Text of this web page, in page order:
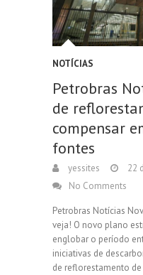
NOTÍCIAS
Petrobras
de
compensar
fontes
yessites
22
No Comments
Petrobras Notícias
veja! O novo plano
englobar o período
iniciativas de
de reflorestamento de